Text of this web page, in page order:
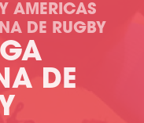
AMERICAS
DE RUGBY
DE